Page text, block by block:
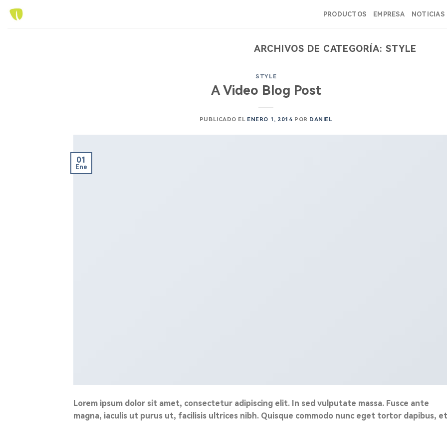
Skip
PRODUCTOS EMPRESA NOTICIAS
ARCHIVOS DE CATEGORÍA: STYLE
STYLE
A Video Blog Post
PUBLICADO EL ENERO 1, 2014 POR DANIEL
01
Ene
Lorem ipsum dolor sit amet, consectetur adipiscing elit. In sed vulputate massa. Fusce ante
magna, iaculis ut purus ut, facilisis ultrices nibh. Quisque commodo nunc eget tortor dapibus, et